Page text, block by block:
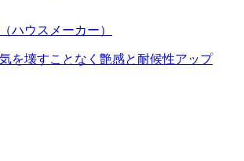
ハウスメーカー）
を壊すことなく艶感と耐候性アップ